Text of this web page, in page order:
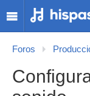
Foros